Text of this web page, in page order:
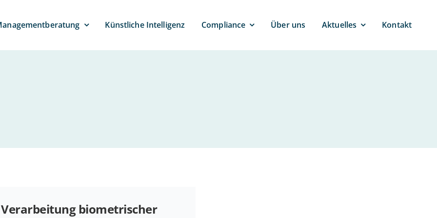
Künst­li­che Intelligenz Com­pli­ance Über uns Ak­tu­el­les Kontakt
Ver­ar­bei­tung bio­me­tri­scher